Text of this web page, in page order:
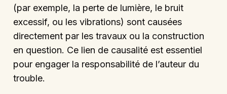
(par exemple, la perte de lumière, le bruit
excessif, ou les vibrations) sont causées
directement par les travaux ou la construction
en question. Ce lien de causalité est essentiel
pour engager la responsabilité de l’auteur du
trouble.